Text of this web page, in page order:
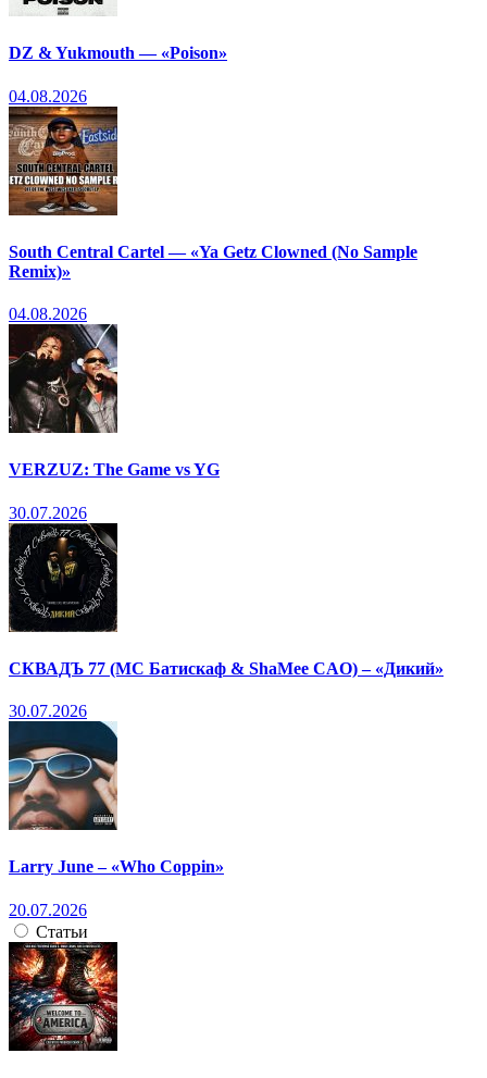
DZ & Yukmouth — «Poison»
04.08.2026
South Central Cartel — «Ya Getz Clowned (No Sample
Remix)»
04.08.2026
VERZUZ: The Game vs YG
30.07.2026
СКВАДЪ 77 (МС Батискаф & ShaMee CAO) – «Дикий»
30.07.2026
Larry June – «Who Coppin»
20.07.2026
Статьи